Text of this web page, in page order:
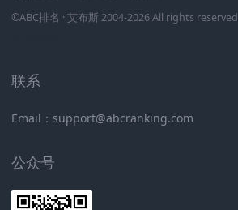
©ABC排名 · 艾布斯 2004-2026 All rights reserved
联系
Email：support@abcranking.com
公众号